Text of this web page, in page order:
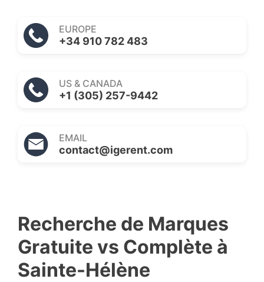
EUROPE
+34 910 782 483
US & CANADA
+1 (305) 257-9442
EMAIL
contact@igerent.com
Recherche de Marques
Gratuite vs Complète à
Sainte-Hélène